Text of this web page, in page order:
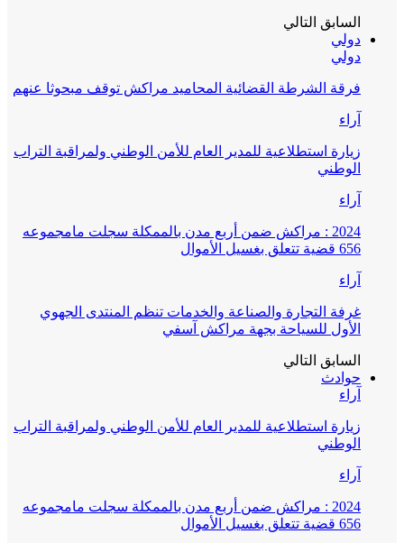
السابق التالي
دولي
دولي
فرقة الشرطة القضائية المحاميد مراكش توقف مبحوثا عنهم
آراء
زيارة استطلاعية للمدير العام للأمن الوطني ولمراقبة التراب
الوطني
آراء
2024 : مراكش ضمن أربع مدن بالممكلة سجلت مامجموعه
656 قضية تتعلق بغسيل الأموال
آراء
غرفة التجارة والصناعة والخدمات تنظم المنتدى الجهوي
الأول للسياحة بجهة مراكش آسفي
السابق التالي
حوادث
آراء
زيارة استطلاعية للمدير العام للأمن الوطني ولمراقبة التراب
الوطني
آراء
2024 : مراكش ضمن أربع مدن بالممكلة سجلت مامجموعه
656 قضية تتعلق بغسيل الأموال